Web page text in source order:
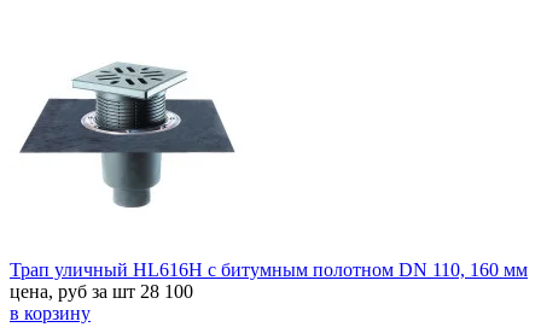
Трап уличный HL616H с битумным полотном DN 110, 160 мм
цена, руб за шт 28 100
в корзину